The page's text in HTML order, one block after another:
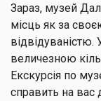
Зараз, музей
місць як за
величезною
Екскурсія по
справить на вас